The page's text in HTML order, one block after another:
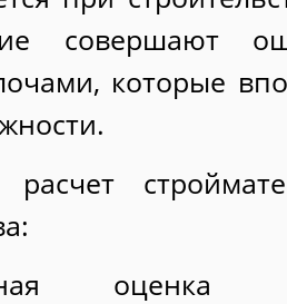
совершают
которые
расчет
оценка